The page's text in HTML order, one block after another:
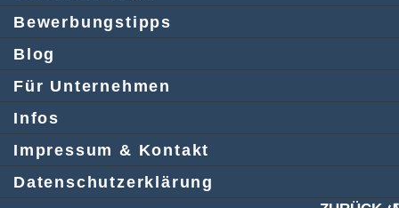
Bewerbungstipps
Blog
Für Unternehmen
Infos
Impressum & Kontakt
Datenschutzerklärung